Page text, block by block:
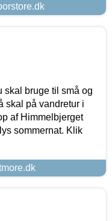
skal bruge til små og
skal på vandretur i
af Himmelbjerget
sommernat. Klik